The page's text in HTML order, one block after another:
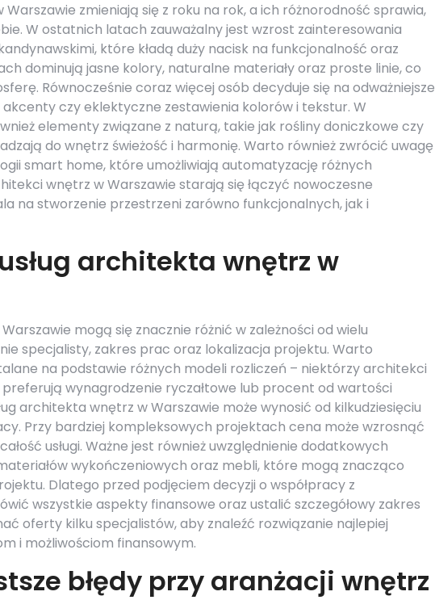
zmieniają się z roku na rok, a ich różnorodność sprawia,
W ostatnich latach zauważalny jest wzrost zainteresowania
które kładą duży nacisk na funkcjonalność oraz
dominują jasne kolory, naturalne materiały oraz proste linie, co
Równocześnie coraz więcej osób decyduje się na odważniejsze
czy eklektyczne zestawienia kolorów i tekstur. W
elementy związane z naturą, takie jak rośliny doniczkowe czy
do wnętrz świeżość i harmonię. Warto również zwrócić uwagę
smart home, które umożliwiają automatyzację różnych
wnętrz w Warszawie starają się łączyć nowoczesne
na stworzenie przestrzeni zarówno funkcjonalnych, jak i
architekta wnętrz w
mogą się znacznie różnić w zależności od wielu
specjalisty, zakres prac oraz lokalizacja projektu. Warto
na podstawie różnych modeli rozliczeń – niektórzy architekci
wynagrodzenie ryczałtowe lub procent od wartości
architekta wnętrz w Warszawie może wynosić od kilkudziesięciu
Przy bardziej kompleksowych projektach cena może wzrosnąć
usługi. Ważne jest również uwzględnienie dodatkowych
wykończeniowych oraz mebli, które mogą znacząco
Dlatego przed podjęciem decyzji o współpracy z
wszystkie aspekty finansowe oraz ustalić szczegółowy zakres
oferty kilku specjalistów, aby znaleźć rozwiązanie najlepiej
i możliwościom finansowym.
błędy przy aranżacji wnętrz